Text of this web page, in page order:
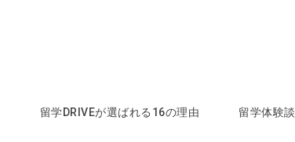
留学DRIVEが選ばれる16の理由 留学体験談